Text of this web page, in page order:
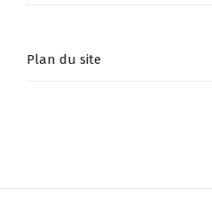
Plan du site